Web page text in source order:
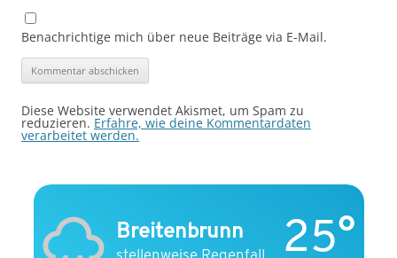
Benachrichtige mich über neue Beiträge via E-Mail.
Diese Website verwendet Akismet, um Spam zu
reduzieren. Erfahre, wie deine Kommentardaten
verarbeitet werden.
Breitenbrunn 25°